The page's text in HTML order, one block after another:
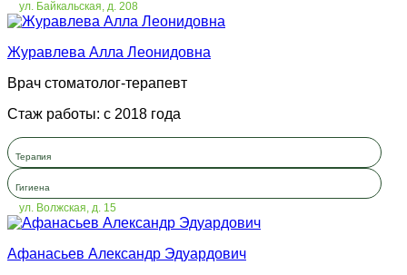
ул. Байкальская, д. 208
Журавлева Алла Леонидовна
Врач стоматолог-терапевт
Стаж работы: с 2018 года
Терапия
Гигиена
ул. Волжская, д. 15
Афанасьев Александр Эдуардович